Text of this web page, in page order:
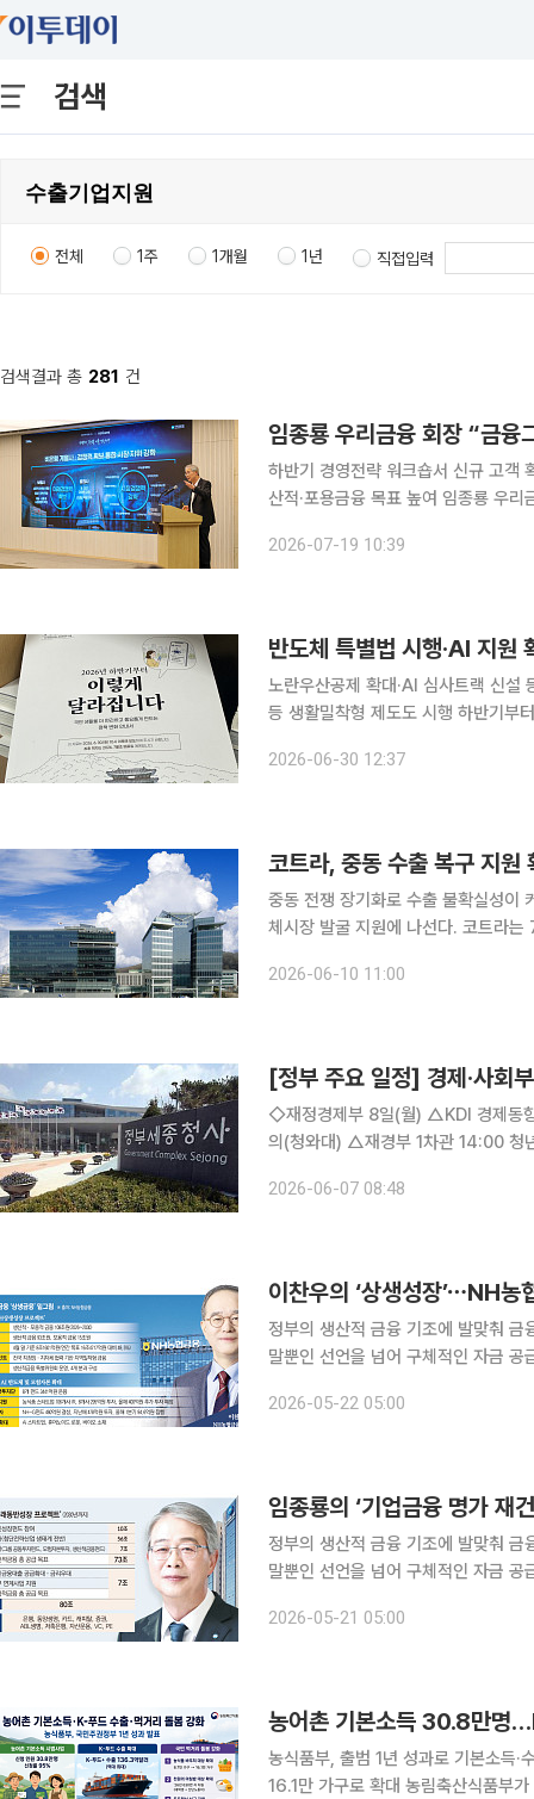
검색
전체 1주 1개월 1년 직접입력
검색결과 총 281 건
임종룡 우리금융 회장 “금융
하반기 경영전략 워크숍서 신규 고객
산적·포용금융 목표 높여 임종룡 우리금융그룹 회장이 “고객 확보는 금융그룹의 가치이자 성장의 근
강화하고 생산적금융과 포용금융을
2026-07-19 10:39
반도체 특별법 시행·AI 지
노란우산공제 확대·AI 심사트랙 신설
등 생활밀착형 제도도 시행 하반기부터 반도체 특별법 시행과 인공지능(AI) 산업 지원 확대를 비롯
단산업 경쟁력을 높이고 민생 부담을
2026-06-30 12:37
코트라, 중동 수출 복구 지원
중동 전쟁 장기화로 수출 불확실성이
체시장 발굴 지원에 나선다. 코트라는 7월 31일까지 '2026 중동 수출 이어가기 온라인 통합 사절
기업들의 수출 애로를 해소하기 위해
2026-06-10 11:00
[정부 주요 일정] 경제·사
◇재정경제부 8일(월) △KDI 경제동향(2026.6)(조간/KDI) 9일(화) △경제부총리 10:00 국무회
의(청와대) △재경부 1차관 14:00 청년정책관계장관회의(비공개) 10일(수) △경제부총리 07:40
2026-06-07 08:48
정부의 생산적 금융 기조에 발맞춰 금
말뿐인 선언을 넘어 구체적인 자금
어질지 주목된다. 이투데이는 다음
2026-05-22 05:00
정부의 생산적 금융 기조에 발맞춰 금
말뿐인 선언을 넘어 구체적인 자금
어질지 주목된다. 이투데이는 다음달
2026-05-21 05:00
농식품부, 출범 1년 성과로 기본소득
16.1만 가구로 확대 농림축산식품부가 새 정부 출범 1년 성과로 농어촌 기본소득 시범사업과 K-푸드